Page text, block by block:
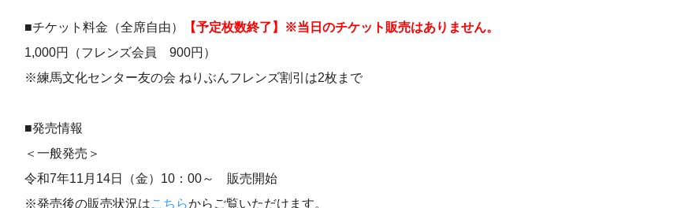
■チケット料金（全席自由）
【予定枚数終了】※当日のチケット販売はありません。
1,000円（フレンズ会員 900円）
※練馬文化センター友の会 ねりぶんフレンズ割引は2枚まで
■発売情報
＜一般発売＞
令和7年11月14日（金）10：00～ 販売開始
※発売後の販売状況はこちらからご覧いただけます。